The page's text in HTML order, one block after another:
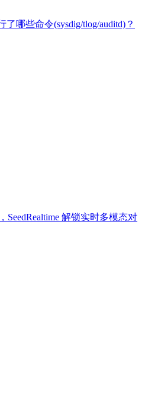
哪些命令(sysdig/tlog/auditd)？
解锁实时多模态对